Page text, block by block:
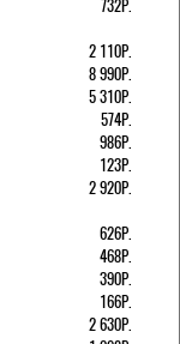
732Р.
2 110Р.
8 990Р.
5 310Р.
574Р.
986Р.
123Р.
2 920Р.
626Р.
468Р.
390Р.
166Р.
2 630Р.